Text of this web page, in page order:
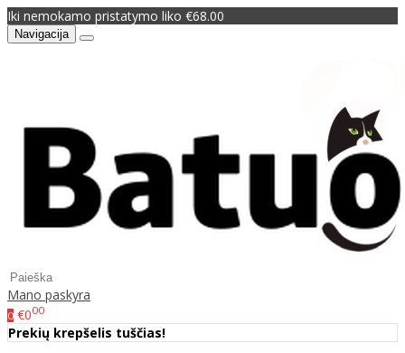
Iki nemokamo pristatymo liko €68.00
Navigacija
Mano paskyra
0 €000
Prekių krepšelis tuščias!